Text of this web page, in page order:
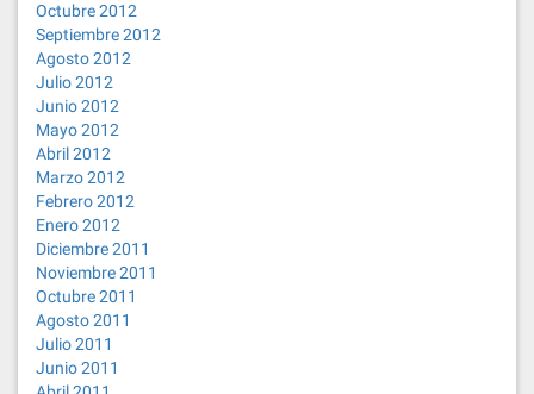
Octubre 2012
Septiembre 2012
Agosto 2012
Julio 2012
Junio 2012
Mayo 2012
Abril 2012
Marzo 2012
Febrero 2012
Enero 2012
Diciembre 2011
Noviembre 2011
Octubre 2011
Agosto 2011
Julio 2011
Junio 2011